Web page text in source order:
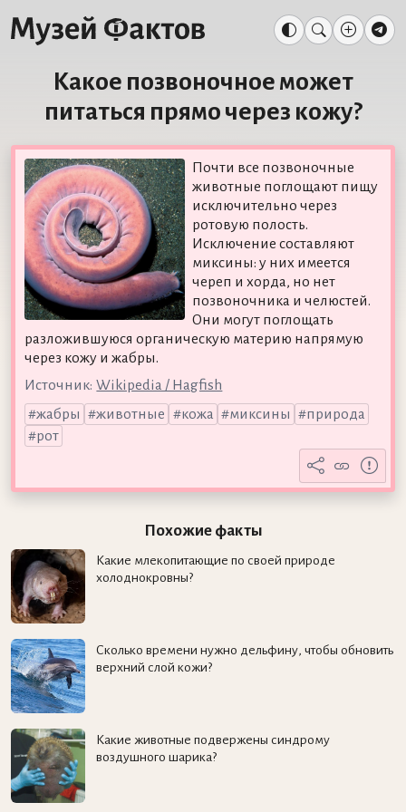
Какое позвоночное может
питаться прямо через кожу?
Почти все позвоночные
животные поглощают пищу
исключительно через
ротовую полость.
Исключение составляют
миксины: у них имеется
череп и хорда, но нет
позвоночника и челюстей.
Они могут поглощать
разложившуюся органическую материю напрямую
через кожу и жабры.
Источник: Wikipedia / Hagfish
жабры
животные кожа миксины
природа
рот
Похожие факты
Какие млекопитающие по своей природе
холоднокровны?
Сколько времени нужно дельфину, чтобы обновить
верхний слой кожи?
Какие животные подвержены синдрому
воздушного шарика?